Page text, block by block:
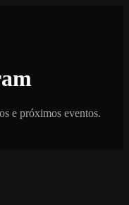
e próximos eventos.